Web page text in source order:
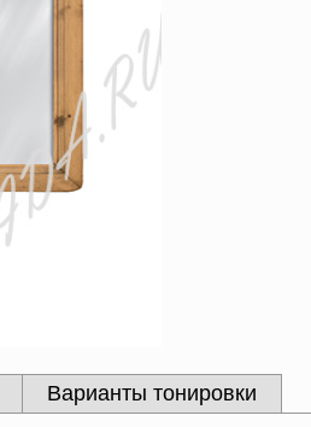
Варианты тонировки